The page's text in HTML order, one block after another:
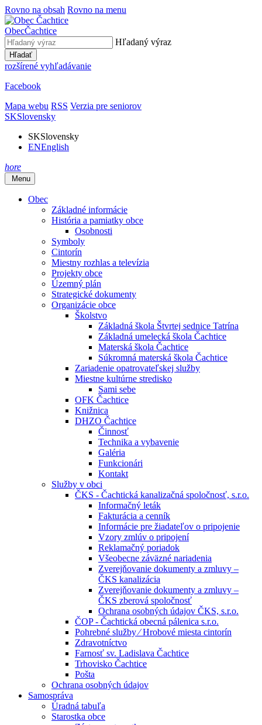
Rovno na obsah Rovno na menu
ObecČachtice
Hľadaný výraz
Hľadať
rozšírené vyhľadávanie
Facebook
Mapa webu RSS Verzia pre seniorov
SKSlovensky
SKSlovensky
ENEnglish
hore
Menu
Obec
Základné informácie
História a pamiatky obce
Osobnosti
Symboly
Cintorín
Miestny rozhlas a televízia
Projekty obce
Územný plán
Strategické dokumenty
Organizácie obce
Školstvo
Základná škola Štvrtej sednice Tatrína
Základná umelecká škola Čachtice
Materská škola Čachtice
Súkromná materská škola Čachtice
Zariadenie opatrovateľskej služby
Miestne kultúrne stredisko
Sami sebe
OFK Čachtice
Knižnica
DHZO Čachtice
Činnosť
Technika a vybavenie
Galéria
Funkcionári
Kontakt
Služby v obci
ČKS - Čachtická kanalizačná spoločnosť, s.r.o.
Informačný leták
Fakturácia a cenník
Informácie pre žiadateľov o pripojenie
Vzory zmlúv o pripojení
Reklamačný poriadok
Všeobecne záväzné nariadenia
Zverejňovanie dokumenty a zmluvy –
ČKS kanalizácia
Zverejňovanie dokumenty a zmluvy –
ČKS zberová spoločnosť
Ochrana osobných údajov ČKS, s.r.o.
ČOP - Čachtická obecná pálenica s.r.o.
Pohrebné služby ⁄ Hrobové miesta cintorín
Zdravotníctvo
Farnosť sv. Ladislava Čachtice
Trhovisko Čachtice
Pošta
Ochrana osobných údajov
Samospráva
Úradná tabuľa
Starostka obce